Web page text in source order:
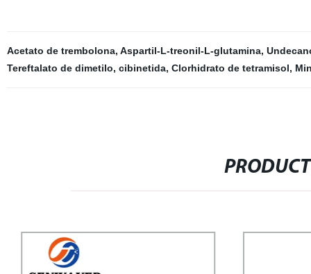
Acetato de trembolona, Aspartil-L-treonil-L-glutamina,
Tereftalato de dimetilo, cibinetida, Clorhidrato de tetramisol,